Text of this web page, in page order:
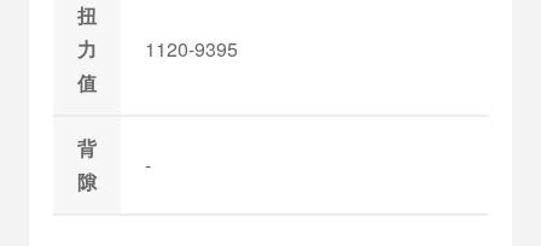
扭
力
值
1120-9395
背
隙
-